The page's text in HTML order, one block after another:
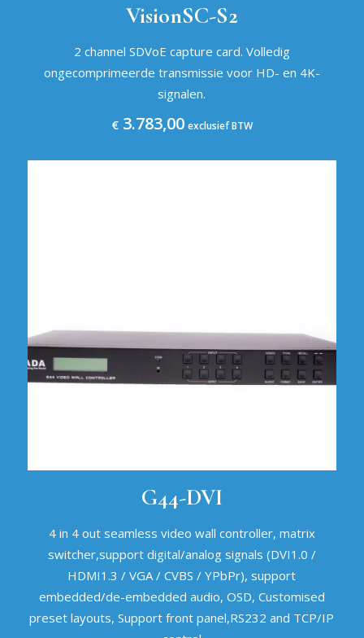
VisionSC-S2
2 channel SDVoE capture card. Volledig
ongecomprimeerde transmissie voor HD- en 4K-
signalen.
€3.783,00 exclusief BTW
G44-DVI
4 in 4 out seamless video wall controller, matrix
switcher,support digital/analog signals (DVI1.0 /
HDMI1.3 / VGA / CVBS / YPbPr), support
embedded/de-embedded audio, OSD, Customised
preset layouts, Support front panel,RS232 and TCP/IP